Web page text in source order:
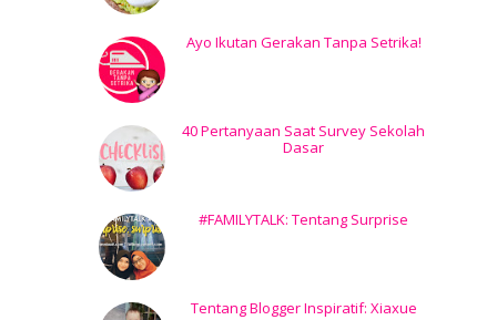
Ayo Ikutan Gerakan Tanpa Setrika!
40 Pertanyaan Saat Survey Sekolah
Dasar
#FAMILYTALK: Tentang Surprise
Tentang Blogger Inspiratif: Xiaxue